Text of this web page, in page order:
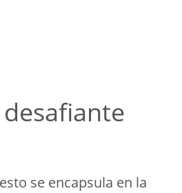
se encapsula en la